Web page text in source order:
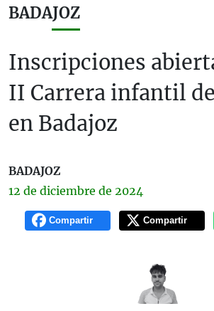
BADAJOZ
Inscripciones
II Carrera infantil
en Badajoz
BADAJOZ
12 de diciembre de 2024
Compartir Compartir